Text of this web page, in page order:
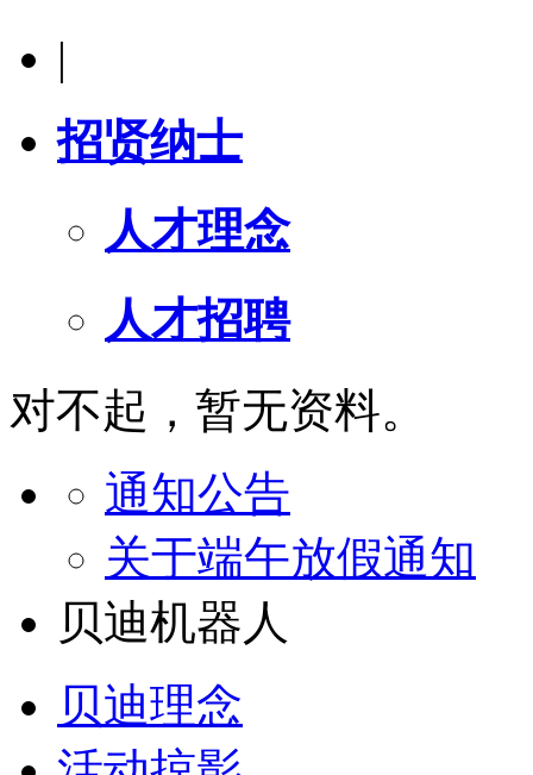
|
招贤纳士
人才理念
人才招聘
对不起，暂无资料。
通知公告
关于端午放假通知
贝迪机器人
贝迪理念